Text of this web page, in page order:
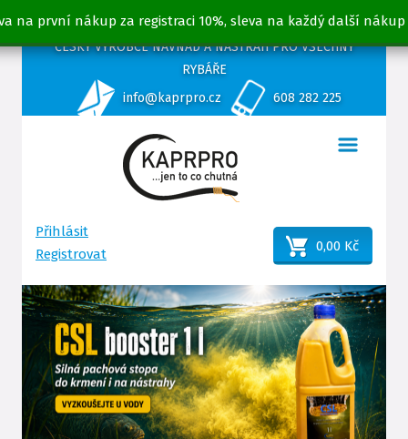
na první nákup za registraci 10%, sleva na každý další nákup
ČESKÝ VÝROBCE NÁVNAD A NÁSTRAH PRO VŠECHNY
RYBÁŘE
info@kaprpro.cz
608 282 225
Přihlásit
Registrovat
0,00 Kč